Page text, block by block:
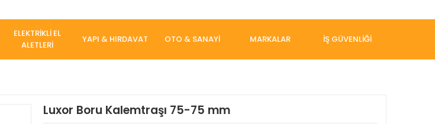
ELEKTRİKLİ EL
ALETLERİ
YAPI & HIRDAVAT OTO & SANAYİ MARKALAR İŞ GÜVENLİĞİ
Luxor Boru Kalemtraşı 75-75 mm